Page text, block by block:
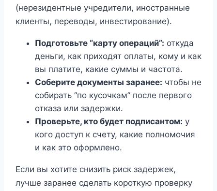
(нерезидентные учредители, иностранные
клиенты, переводы, инвестирование).
Подготовьте “карту операций”: откуда
деньги, как приходят оплаты, кому и как
вы платите, какие суммы и частота.
Соберите документы заранее: чтобы не
собирать “по кусочкам” после первого
отказа или задержки.
Проверьте, кто будет подписантом: у
кого доступ к счету, какие полномочия
и как это оформлено.
Если вы хотите снизить риск задержек,
лучше заранее сделать короткую проверку